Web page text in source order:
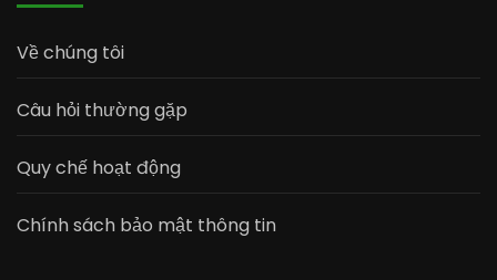
Về chúng tôi
Câu hỏi thường gặp
Quy chế hoạt động
Chính sách bảo mật thông tin